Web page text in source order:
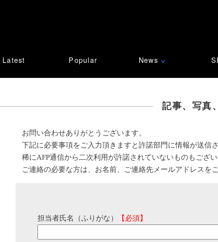
Latest Popular News ∨
記事、写真
お問い合わせありがとうございます。
下記に必要事項をご入力頂きますと許諾部門に情報が送信
稀にAFP通信から二次利用が許諾されていないものもござ
ご連絡の必要な方は、お名前、ご連絡先メールアドレスを
担当者氏名（ふりがな） 【必須】